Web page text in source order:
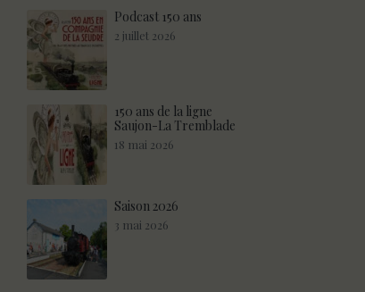
Podcast 150 ans
2 juillet 2026
150 ans de la ligne
Saujon-La Tremblade
18 mai 2026
Saison 2026
3 mai 2026